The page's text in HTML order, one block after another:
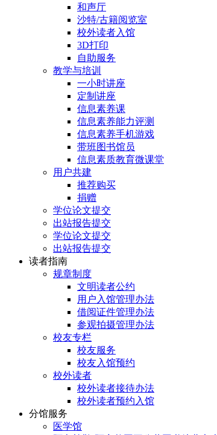
和声厅
沙特/古籍阅览室
校外读者入馆
3D打印
自助服务
教学与培训
一小时讲座
定制讲座
信息素养课
信息素养能力评测
信息素养手机游戏
带班图书馆员
信息素质教育微课堂
用户共建
推荐购买
捐赠
学位论文提交
出站报告提交
学位论文提交
出站报告提交
读者指南
规章制度
文明读者公约
用户入馆管理办法
借阅证件管理办法
参观拍摄管理办法
校友专栏
校友服务
校友入馆预约
校外读者
校外读者接待办法
校外读者预约入馆
分馆服务
医学馆